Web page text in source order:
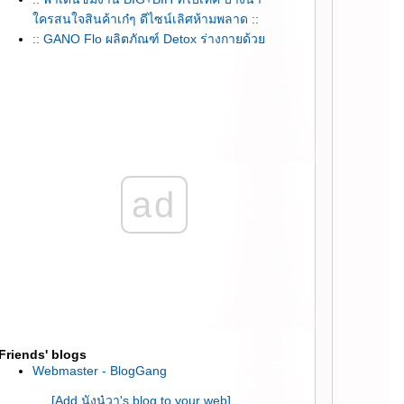
ครสนใจสินค้าเก๋ๆ ดีไซน์เลิศห้ามพลาด ::
:: GANO Flo ผลิตภัณฑ์ Detox ร่างกายด้ว
:: ไม่มีบัตรเครดิต แต่อยากชอปปิ้ง online ทำยัง
ไงดี Blog นี้มีคำตอบ ::
:: นวดผ่อนคลายที่ Borisud Pure Spa (บริสุทธิ์
เพียว สปา) Mode Sathorn ::
อักเสบ ที่ศิริราช ::
:: ตกแต่งคอนโด สวยแบบตามใจฉัน
ad
Friends' blogs
Webmaster - BlogGang
[Add นังนู๋วา's blog to your web]